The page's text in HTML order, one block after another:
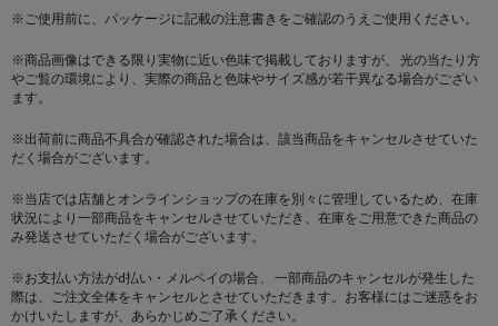
※ご使用前に、パッケージに記載の注意書きをご確認のうえご使用ください。
※商品画像はできる限り実物に近い色味で掲載しておりますが、 光の当たり方
やご覧の環境により、実際の商品と色味やサイズ感が若干異なる場合がござい
ます。
※出荷前に商品不具合が確認された場合は、該当商品をキャンセルさせていた
だく場合がございます。
※当店では店舗とオンラインショップの在庫を別々に管理しているため、在庫
状況により一部商品をキャンセルさせていただき、在庫をご用意できた商品の
み発送させていただく場合がございます。
※お支払い方法がd払い・メルペイの場合、 一部商品のキャンセルが発生した
際は、ご注文全体をキャンセルとさせていただきます。お客様にはご迷惑をお
かけいたしますが、あらかじめご了承ください。